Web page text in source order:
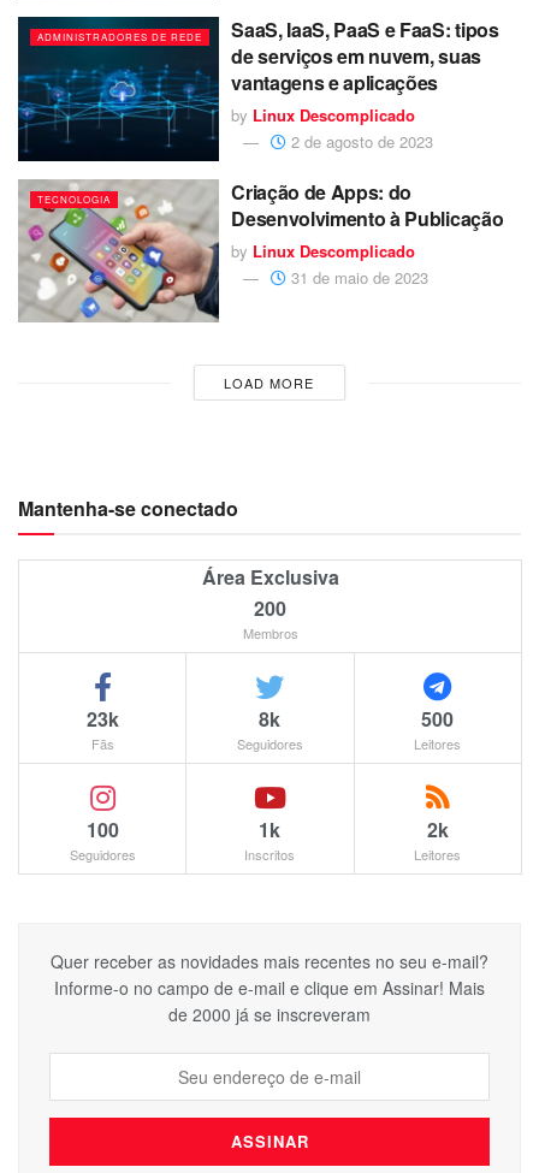
ADMINISTRADORES DE REDE
SaaS, IaaS, PaaS e FaaS: tipos
de serviços em nuvem, suas
vantagens e aplicações
by Linux Descomplicado
2 de agosto de 2023
TECNOLOGIA
Criação de Apps: do
Desenvolvimento à Publicação
by Linux Descomplicado
31 de maio de 2023
LOAD MORE
Mantenha-se conectado
Área Exclusiva
200
Membros
23k
Fãs
8k
Seguidores
500
Leitores
100
Seguidores
1k
Inscritos
2k
Leitores
Quer receber as novidades mais recentes no seu e-mail?
Informe-o no campo de e-mail e clique em Assinar! Mais
de 2000 já se inscreveram